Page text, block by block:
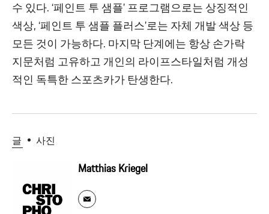
수 있다. ‘페인트 투 샘플’ 프로그램으로는 상징적인
색상, ‘페인트 투 샘플 플러스’로는 자체 개발 색상 등
모든 것이 가능하다. 마지막 단계에는 항상 손가락
지문처럼 고유하고 개인의 라이프스타일처럼 개성
적인 독특한 스포츠카가 탄생한다.
글 사진
Matthias Kriegel